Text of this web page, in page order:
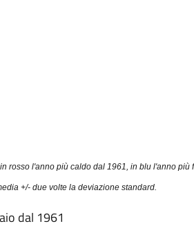
rosso l'anno più caldo dal 1961, in blu l'anno
+/- due volte la deviazione standard.